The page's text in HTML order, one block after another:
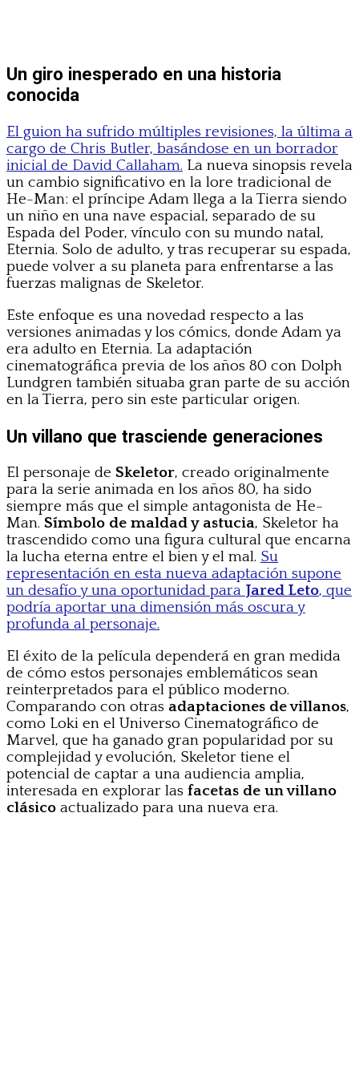
Un giro inesperado en una historia
conocida
El guion ha sufrido múltiples revisiones, la última a
cargo de Chris Butler, basándose en un borrador
inicial de David Callaham. La nueva sinopsis revela
un cambio significativo en la lore tradicional de
He-Man: el príncipe Adam llega a la Tierra siendo
un niño en una nave espacial, separado de su
Espada del Poder, vínculo con su mundo natal,
Eternia. Solo de adulto, y tras recuperar su espada,
puede volver a su planeta para enfrentarse a las
fuerzas malignas de Skeletor.
Este enfoque es una novedad respecto a las
versiones animadas y los cómics, donde Adam ya
era adulto en Eternia. La adaptación
cinematográfica previa de los años 80 con Dolph
Lundgren también situaba gran parte de su acción
en la Tierra, pero sin este particular origen.
Un villano que trasciende generaciones
El personaje de Skeletor, creado originalmente
para la serie animada en los años 80, ha sido
siempre más que el simple antagonista de He-
Man. Símbolo de maldad y astucia, Skeletor ha
trascendido como una figura cultural que encarna
la lucha eterna entre el bien y el mal. Su
representación en esta nueva adaptación supone
un desafío y una oportunidad para Jared Leto, que
podría aportar una dimensión más oscura y
profunda al personaje.
El éxito de la película dependerá en gran medida
de cómo estos personajes emblemáticos sean
reinterpretados para el público moderno.
Comparando con otras adaptaciones de villanos,
como Loki en el Universo Cinematográfico de
Marvel, que ha ganado gran popularidad por su
complejidad y evolución, Skeletor tiene el
potencial de captar a una audiencia amplia,
interesada en explorar las facetas de un villano
clásico actualizado para una nueva era.